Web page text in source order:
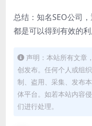
总结：知名SEO公司
都是可以得到有效的
声明：本站所有文章
创发布。任何个人或组
制、盗用、采集、发布
体平台。如若本站内容
们进行处理。